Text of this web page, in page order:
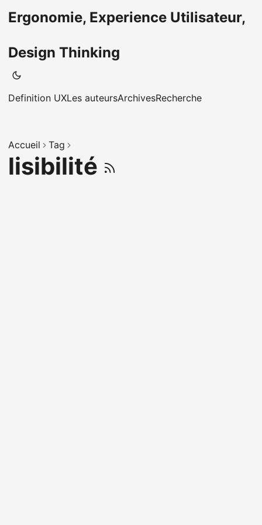
Ergonomie, Experience Utilisateur,
Design Thinking
Definition UXLes auteursArchivesRecherche
Accueil Tag
lisibilité